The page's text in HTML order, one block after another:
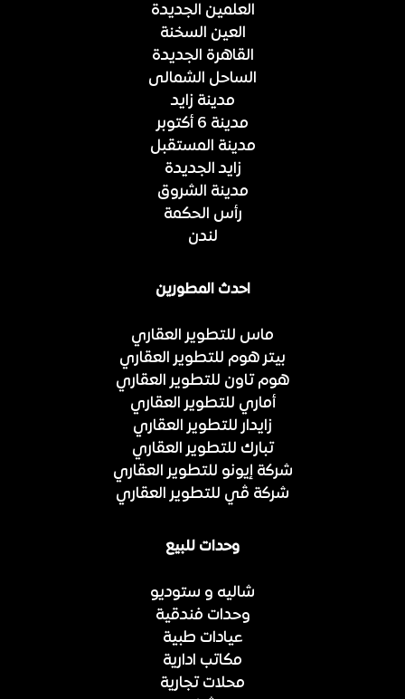
العلمين الجديدة
العين السخنة
القاهرة الجديدة
الساحل الشمالى
مدينة زايد
مدينة 6 أكتوبر
مدينة المستقبل
زايد الجديدة
مدينة الشروق
رأس الحكمة
لندن
احدث المطورين
ماس للتطوير العقاري
بيتر هوم للتطوير العقاري
هوم تاون للتطوير العقاري
أماري للتطوير العقاري
زايدار للتطوير العقاري
تبارك للتطوير العقاري
شركة إيونو للتطوير العقاري
شركة ڤي للتطوير العقاري
وحدات للبيع
شاليه و ستوديو
وحدات فندقية
عيادات طبية
مكاتب ادارية
محلات تجارية